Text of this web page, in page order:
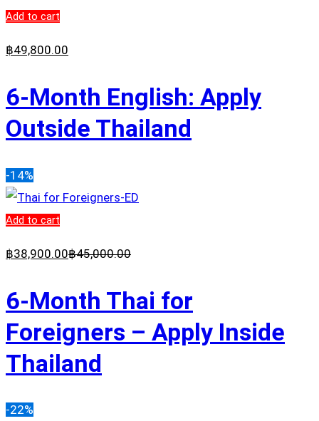
Add to cart
฿49,800.00
6-Month English: Apply
Outside Thailand
-14%
Add to cart
฿38,900.00฿45,000.00
6-Month Thai for
Foreigners – Apply Inside
Thailand
-22%